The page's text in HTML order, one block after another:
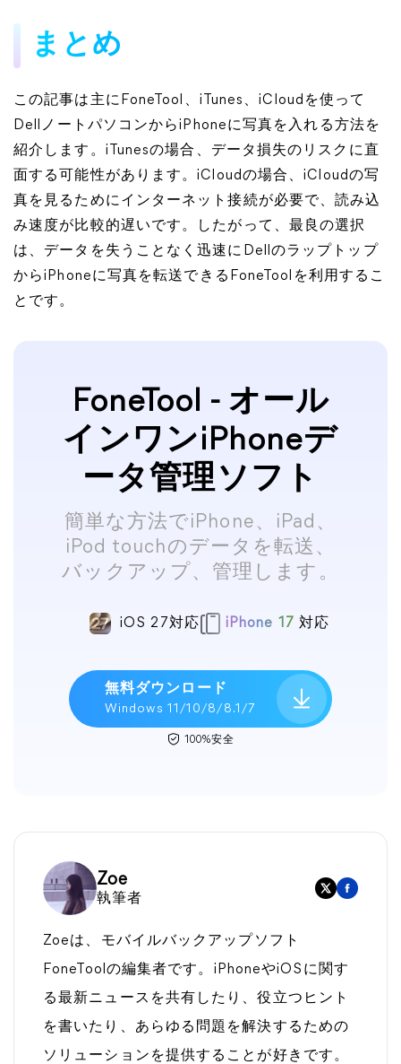
まとめ
この記事は主にFoneTool、iTunes、iCloudを使って
DellノートパソコンからiPhoneに写真を入れる方法を
紹介します。iTunesの場合、データ損失のリスクに直
面する可能性があります。iCloudの場合、iCloudの写
真を見るためにインターネット接続が必要で、読み込
み速度が比較的遅いです。したがって、最良の選択
は、データを失うことなく迅速にDellのラップトップ
からiPhoneに写真を転送できるFoneToolを利用するこ
とです。
FoneTool - オール
インワンiPhoneデ
ータ管理ソフト
簡単な方法でiPhone、iPad、
iPod touchのデータを転送、
バックアップ、管理します。
iOS 27対応 iPhone 17 対応
無料ダウンロード
Windows 11/10/8/8.1/7
100%安全
Zoe
執筆者
Zoeは、モバイルバックアップソフト
FoneToolの編集者です。iPhoneやiOSに関す
る最新ニュースを共有したり、役立つヒント
を書いたり、あらゆる問題を解決するための
ソリューションを提供することが好きです。